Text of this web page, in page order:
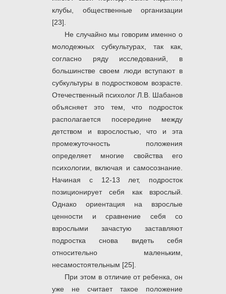
клубы, общественные организации
[23].
Не случайно мы говорим именно о
молодежных субкультурах, так как,
согласно ряду исследований, в
большинстве своем люди вступают в
субкультуры в подростковом возрасте.
Отечественный психолог Л.В. Шабанов
объясняет это тем, что подросток
располагается посередине между
детством и взрослостью, что и эта
промежуточность положения
определяет многие свойства его
психологии, включая и самосознание.
Начиная с 12-13 лет, подросток
позиционирует себя как взрослый.
Однако ориентация на взрослые
ценности и сравнение себя со
взрослыми зачастую заставляют
подростка снова видеть себя
относительно маленьким,
несамостоятельным [25].
При этом в отличие от ребенка, он
уже не считает такое положение